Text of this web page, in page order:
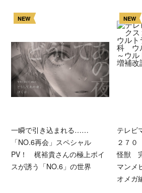
NEW
一瞬で引き込まれる……
「NO.6再会」スペシャル
PV！ 梶裕貴さんの極上ボイ
スが誘う「NO.6」の世界
NEW
テレビ
２７
怪獣
マンメ
オメ